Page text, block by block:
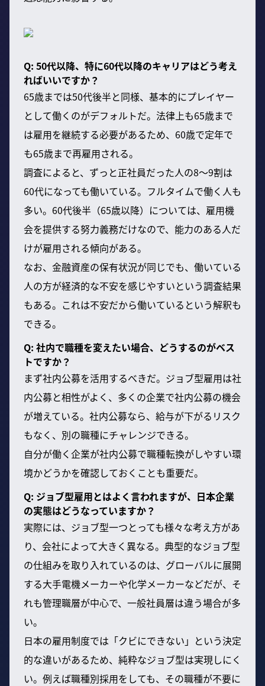
Q: 50代以降、特に60代以降のキャリアはどう考え
ればいいですか？
65歳までは50代後半と同様、基本的にプレイヤー
として働くのがデフォルトだ。法律上も65歳まで
は雇用を継続する必要があるため、60歳で定年で
も65歳まで再雇用される。
調査によると、ずっと正社員だった人の8〜9割は
60代になっても働いている。フルタイムで働く人も
多い。60代後半（65歳以降）については、雇用機
会を提供する努力義務だけなので、能力のある人だ
けが雇用される傾向がある。
なお、金融資産の保有状況が同じでも、働いている
人の方が経済的な不安を感じやすいという調査結果
もある。これは不安だから働いているという解釈も
できる。
Q: 社内で職種を変えたい場合、どうするのがベス
トですか？
まず社内公募を活用するべきだ。ジョブ型雇用は社
内公募と相性がよく、多くの企業で社内公募の機会
が増えている。社内公募なら、給与が下がるリスク
もなく、別の職種にチャレンジできる。
自分が働く企業が社内公募で職種転換がしやすい環
境かどうかを確認しておくことも重要だ。
Q: ジョブ型雇用とはよく言われますが、日本企業
の実態はどうなっていますか？
実際には、ジョブ型一つとっても様々な考え方があ
り、会社によって大きく異なる。典型的なジョブ型
の仕組みを取り入れているのは、グローバルに展開
する大手電機メーカーや化学メーカーなどだが、そ
れも管理職層が中心で、一般社員層は違う場合が多
い。
日本の雇用制度では「クビにできない」という決定
的な違いがあるため、純粋なジョブ型は実現しにく
い。例えば職種別採用をしても、その職種が不要に